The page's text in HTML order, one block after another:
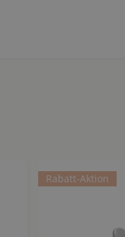
Rabatt-Aktion